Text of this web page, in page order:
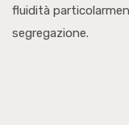
fluidità
segregazione.